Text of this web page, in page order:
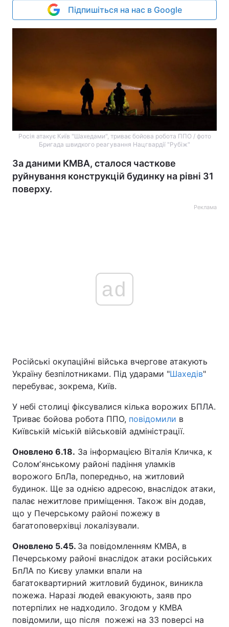
Підпишіться на нас в Google
Росія атакує Київ "Шахедами", триває бойова робота ППО / фото
Бригада швидкого реагування Нацгвардії "Рубіж"
За даними КМВА, сталося часткове
руйнування конструкцій будинку на рівні 31
поверху.
Реклама
ad
Російські окупаційні війська вчергове атакують
Україну безпілотниками. Під ударами "Шахедів"
перебуває, зокрема, Київ.
У небі столиці фіксувалися кілька ворожих БПЛА.
Триває бойова робота ППО, повідомили в
Київській міській військовій адміністрації.
Оновлено 6.18. За інформацією Віталія Кличка, к
Соломʼянському районі падіння уламків
ворожого БпЛа, попередньо, на житловий
будинок. Ще за однією адресою, внаслідок атаки,
палає нежитлове приміщення. Також він додав,
що у Печерському районі пожежу в
багатоповерхівці локалізували.
Оновлено 5.45. За повідомленням КМВА, в
Печерському районі внаслідок атаки російських
БпЛА по Києву уламки впали на
багатоквартирний житловий будинок, виникла
пожежа. Наразі людей евакуюють, заяв про
потерпілих не надходило. Згодом у КМВА
повідомили, що після пожежі на 33 поверсі на